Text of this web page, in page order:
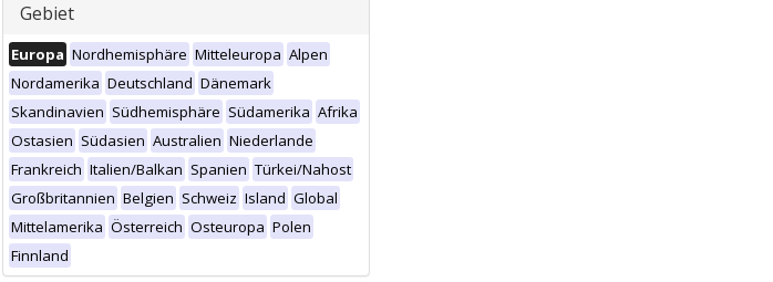
Gebiet
Europa Nordhemisphäre Mitteleuropa Alpen
Nordamerika Deutschland Dänemark
Skandinavien Südhemisphäre Südamerika Afrika
Ostasien Südasien Australien Niederlande
Frankreich Italien/Balkan Spanien Türkei/Nahost
Großbritannien Belgien Schweiz Island Global
Mittelamerika Österreich Osteuropa Polen
Finnland